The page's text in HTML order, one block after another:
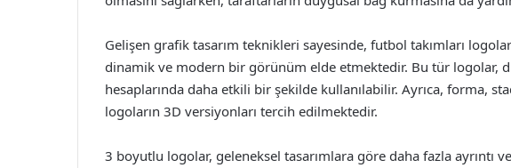
Gelişen grafik tasarım teknikleri sayesinde, futbol takımları
dinamik ve modern bir görünüm elde etmektedir. Bu tür logolar,
hesaplarında daha etkili bir şekilde kullanılabilir. Ayrıca, forma,
logoların 3D versiyonları tercih edilmektedir.
3 boyutlu logolar, geleneksel tasarımlara göre daha fazla ayrıntı